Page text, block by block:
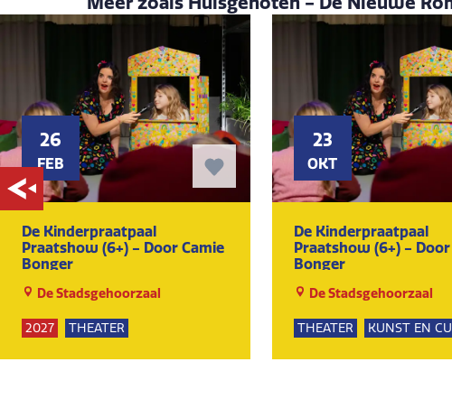
26
FEB
De Kinderpraatpaal
Praatshow (6+) - Door Camie
Bonger
De Stadsgehoorzaal
2027
THEATER
KUNST EN CULTUUR
23
OKT
De Kinderpraatpaal
Praatshow (6+) - Door
Bonger
De Stadsgehoorzaal
THEATER KUNST EN